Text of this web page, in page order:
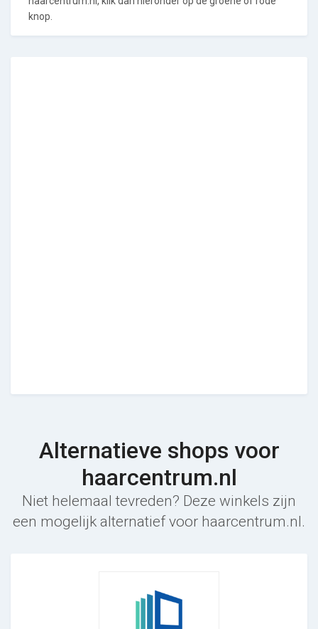
knop.
Alternatieve shops voor
haarcentrum.nl
Niet helemaal tevreden? Deze winkels zijn
een mogelijk alternatief voor haarcentrum.nl.